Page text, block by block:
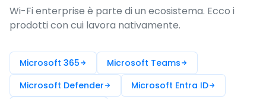
Wi-Fi enterprise è parte di un ecosistema. Ecco i
prodotti con cui lavora nativamente.
Microsoft 365
Microsoft Teams
Microsoft Defender
Microsoft Entra ID